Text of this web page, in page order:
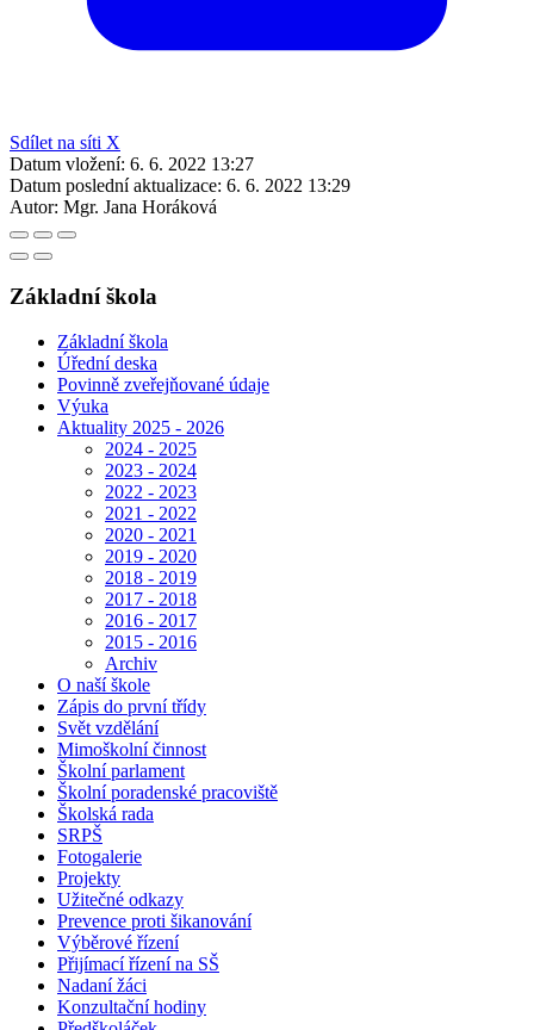
Sdílet na síti X
Datum vložení: 6. 6. 2022 13:27
Datum poslední aktualizace: 6. 6. 2022 13:29
Autor: Mgr. Jana Horáková
Základní škola
Základní škola
Úřední deska
Povinně zveřejňované údaje
Výuka
Aktuality 2025 - 2026
2024 - 2025
2023 - 2024
2022 - 2023
2021 - 2022
2020 - 2021
2019 - 2020
2018 - 2019
2017 - 2018
2016 - 2017
2015 - 2016
Archiv
O naší škole
Zápis do první třídy
Svět vzdělání
Mimoškolní činnost
Školní parlament
Školní poradenské pracoviště
Školská rada
SRPŠ
Fotogalerie
Projekty
Užitečné odkazy
Prevence proti šikanování
Výběrové řízení
Přijímací řízení na SŠ
Nadaní žáci
Konzultační hodiny